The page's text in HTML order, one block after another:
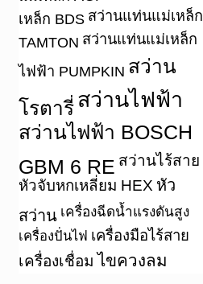
เหล็ก BDS สว่านแท่นแม่เหล็ก
TAMTON สว่านแท่นแม่เหล็ก
ไฟฟ้า PUMPKIN สว่าน
โรตารี่ สว่านไฟฟ้า
สว่านไฟฟ้า BOSCH
GBM 6 RE สว่านไร้สาย
หัวจับหกเหลี่ยม HEX หัว
สว่าน เครื่องฉีดน้ำแรงดันสูง
เครื่องปั่นไฟ เครื่องมือไร้สาย
เครื่องเชื่อม ไขควงลม